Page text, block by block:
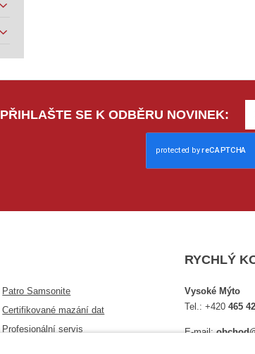
PŘIHLAŠTE SE K ODBĚRU NOVINEK:
Patro Samsonite
Certifikované mazání dat
Profesionální servis
RYCHLÝ
Vysoké Mýto
Tel.:+420465
E-mail: